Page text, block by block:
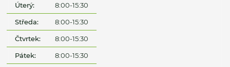
Úterý: 8:00-15:30
Středa: 8:00-15:30
Čtvrtek: 8:00-15:30
Pátek: 8:00-15:30